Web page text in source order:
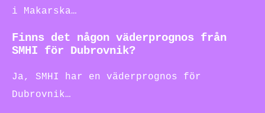
i Makarska…
Finns det någon väderprognos från
SMHI för Dubrovnik?
Ja, SMHI har en väderprognos för
Dubrovnik…